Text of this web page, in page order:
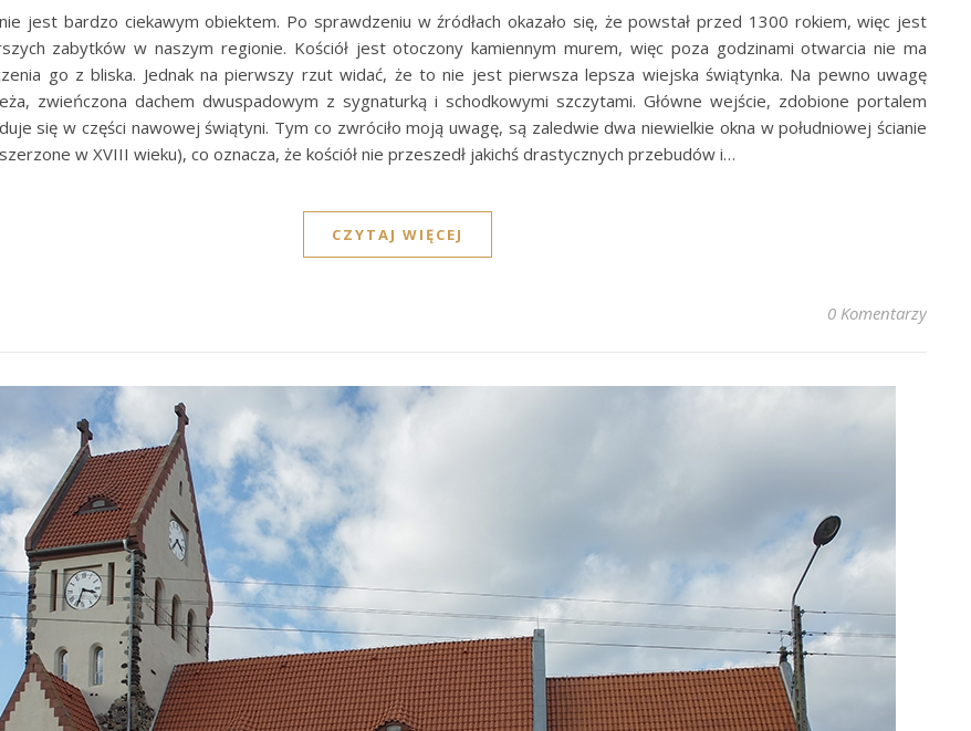
jest bardzo ciekawym obiektem. Po sprawdzeniu w źródłach okazało się, że powstał przed 1300 rokiem, więc jest
zabytków w naszym regionie. Kościół jest otoczony kamiennym murem, więc poza godzinami otwarcia nie ma
go z bliska. Jednak na pierwszy rzut widać, że to nie jest pierwsza lepsza wiejska świątynka. Na pewno uwagę
zwieńczona dachem dwuspadowym z sygnaturką i schodkowymi szczytami. Główne wejście, zdobione portalem
się w części nawowej świątyni. Tym co zwróciło moją uwagę, są zaledwie dwa niewielkie okna w południowej ścianie
w XVIII wieku), co oznacza, że kościół nie przeszedł jakichś drastycznych przebudów i…
CZYTAJ WIĘCEJ
0 Komentarzy